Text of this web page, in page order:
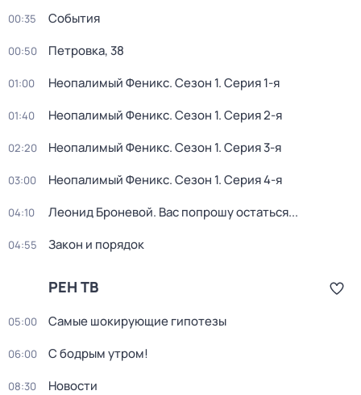
00:35 События
00:50 Петровка, 38
01:00 Неопалимый Феникс. Сезон 1. Серия 1-я
01:40 Неопалимый Феникс. Сезон 1. Серия 2-я
02:20 Неопалимый Феникс. Сезон 1. Серия 3-я
03:00 Неопалимый Феникс. Сезон 1. Серия 4-я
04:10 Леонид Броневой. Вас попрошу остаться...
04:55 Закон и порядок
РЕН ТВ
05:00 Самые шoкиpующие гипотезы
06:00 С бодрым утром!
08:30 Новости